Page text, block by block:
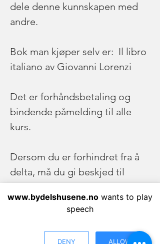
dele denne kunnskapen med
andre.
Bok man kjøper selv er:  Il libro
italiano av Giovanni Lorenzi
Det er forhåndsbetaling og
bindende påmelding til alle
kurs.
Dersom du er forhindret fra å
delta, må du gi beskjed til
bydelshuset minst 1 uke før
kursstart for å få refusjon
(eksklusiv avgift).
www.bydelshusene.no wants to play
speech
DENY ALLOW